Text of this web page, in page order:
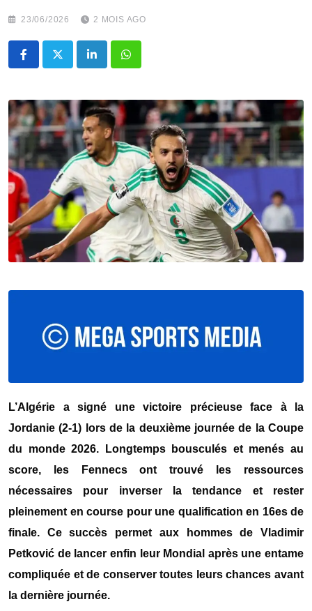
23/06/2026 2 MOIS AGO
LinkedInWhatsapp
L’Algérie a signé une victoire précieuse face à la
Jordanie (2-1) lors de la deuxième journée de la Coupe
du monde 2026. Longtemps bousculés et menés au
score, les Fennecs ont trouvé les ressources
nécessaires pour inverser la tendance et rester
pleinement en course pour une qualification en 16es de
finale. Ce succès permet aux hommes de Vladimir
Petković de lancer enfin leur Mondial après une entame
compliquée et de conserver toutes leurs chances avant
la dernière journée.